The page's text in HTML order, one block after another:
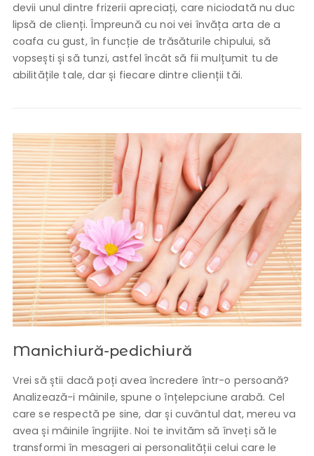
devii unul dintre frizerii apreciați, care niciodată nu duc
lipsă de clienți. Împreună cu noi vei învăța arta de a
coafa cu gust, în funcție de trăsăturile chipului, să
vopsești și să tunzi, astfel încât să fii mulțumit tu de
abilitățile tale, dar și fiecare dintre clienții tăi.
Manichiură-pedichiură
Vrei să știi dacă poți avea încredere într-o persoană?
Analizează-i mâinile, spune o înțelepciune arabă. Cel
care se respectă pe sine, dar și cuvântul dat, mereu va
avea și mâinile îngrijite. Noi te invităm să înveți să le
transformi în mesageri ai personalității celui care le